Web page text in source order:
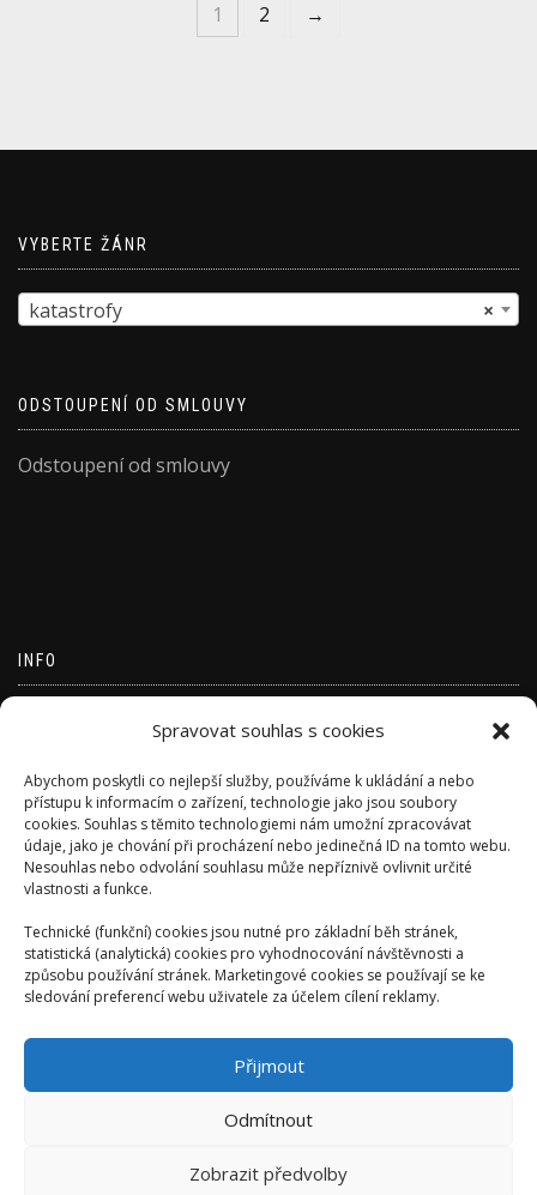
Spravovat souhlas s cookies
Abychom poskytli co nejlepší služby, používáme k ukládání a nebo
přístupu k informacím o zařízení, technologie jako jsou soubory
cookies. Souhlas s těmito technologiemi nám umožní zpracovávat
údaje, jako je chování při procházení nebo jedinečná ID na tomto webu.
Nesouhlas nebo odvolání souhlasu může nepříznivě ovlivnit určité
vlastnosti a funkce.
Technické (funkční) cookies jsou nutné pro základní běh stránek,
statistická (analytická) cookies pro vyhodnocování návštěvnosti a
způsobu používání stránek. Marketingové cookies se používají se ke
sledování preferencí webu uživatele za účelem cílení reklamy.
Přijmout
Odmítnout
Zobrazit předvolby
1 2 →
VYBERTE ŽÁNR
×
katastrofy
ODSTOUPENÍ OD SMLOUVY
Odstoupení od smlouvy
INFO
Kanál komentářů
Česká lokalizace
AUTORSKÉ VYDAVATELSTVÍ: ONDŘEJ KALIVODA -